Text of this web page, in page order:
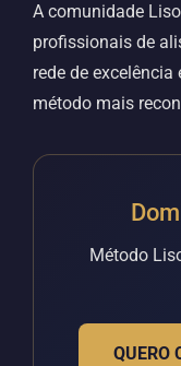
A comunidade
profissionais de
rede de
método mais
Método
QUERO